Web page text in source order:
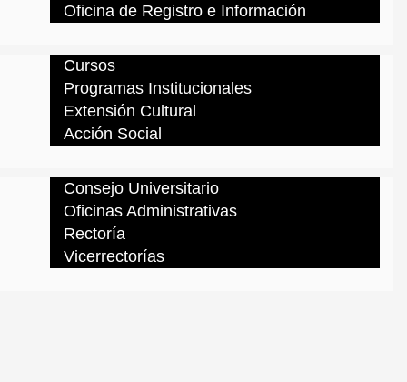
Oficina de Registro e Información
Cursos
Programas Institucionales
Extensión Cultural
Acción Social
Consejo Universitario
Oficinas Administrativas
Rectoría
Vicerrectorías